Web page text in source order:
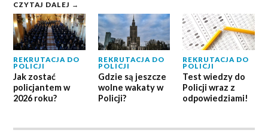
CZYTAJ DALEJ →
REKRUTACJA DO
POLICJI
Jak zostać
policjantem w
2026 roku?
REKRUTACJA DO
POLICJI
Gdzie są jeszcze
wolne wakaty w
Policji?
REKRUTACJA DO
POLICJI
Test wiedzy do
Policji wraz z
odpowiedziami!